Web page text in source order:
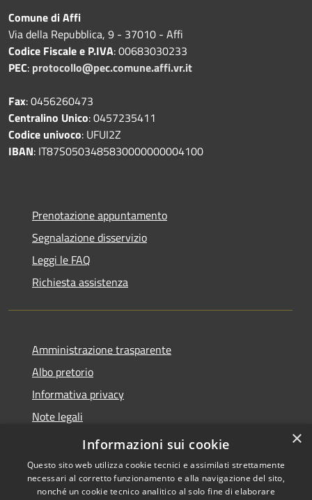
Comune di Affi
Via della Repubblica, 9 - 37010 - Affi
Codice Fiscale e P.IVA: 00683030233
PEC: protocollo@pec.comune.affi.vr.it
Fax: 0456260473
Centralino Unico: 0457235411
Codice univoco: UFUI2Z
IBAN: IT87S0503485830000000004100
Prenotazione appuntamento
Segnalazione disservizio
Leggi le FAQ
Richiesta assistenza
Amministrazione trasparente
Albo pretorio
Informativa privacy
Note legali
Dichiarazione di accessibilità
×
Informazioni sui cookie
Questo sito web utilizza cookie tecnici e assimilati strettamente
necessari al corretto funzionamento e alla navigazione del sito,
nonché un cookie tecnico analitico al solo fine di elaborare